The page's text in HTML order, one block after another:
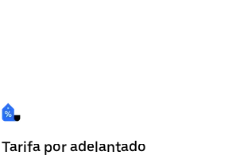
Tarifa por adelantado